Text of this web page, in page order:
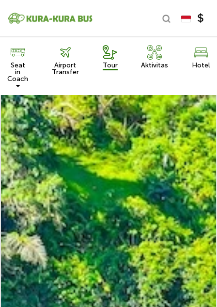
Seat
in
Coach
Airport
Transfer
Tour Aktivitas Hotel